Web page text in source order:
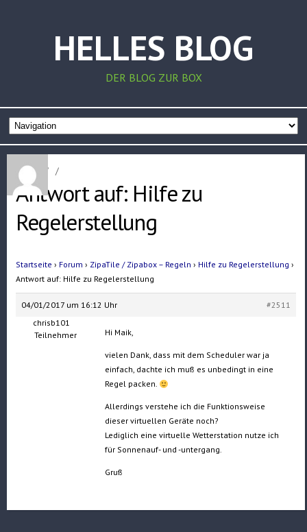
HELLES BLOG
DER BLOG ZUR BOX
Home / /
Antwort auf: Hilfe zu
Regelerstellung
Startseite › Forum › ZipaTile / Zipabox – Regeln › Hilfe zu Regelerstellung ›
Antwort auf: Hilfe zu Regelerstellung
04/01/2017 um 16:12 Uhr
#2511
chrisb101
Teilnehmer
Hi Maik,
vielen Dank, dass mit dem Scheduler war ja
einfach, dachte ich muß es unbedingt in eine
Regel packen.
Allerdings verstehe ich die Funktionsweise
dieser virtuellen Geräte noch?
Lediglich eine virtuelle Wetterstation nutze ich
für Sonnenauf- und -untergang.
Gruß